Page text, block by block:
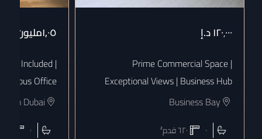
١٢٠٬٠٠٠د.إ
Prime Commercial Space |
Exceptional Views | Business Hub
Business Bay
٠ ٦٢٠قدم²
١٫٠٥مليون
Included |
Office
Dubai
٠